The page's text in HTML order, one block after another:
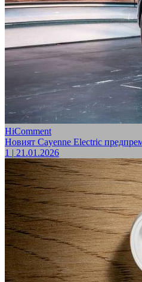
HiComment
Новият Cayenne Electric
1 | 21.01.2026